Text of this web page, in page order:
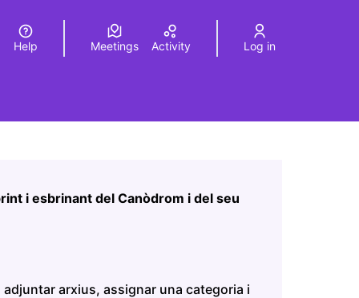
Elegir el idiomaChoose language
Help Meetings Activity Log in
i esbrinant del Canòdrom i del seu
arxius, assignar una categoria i